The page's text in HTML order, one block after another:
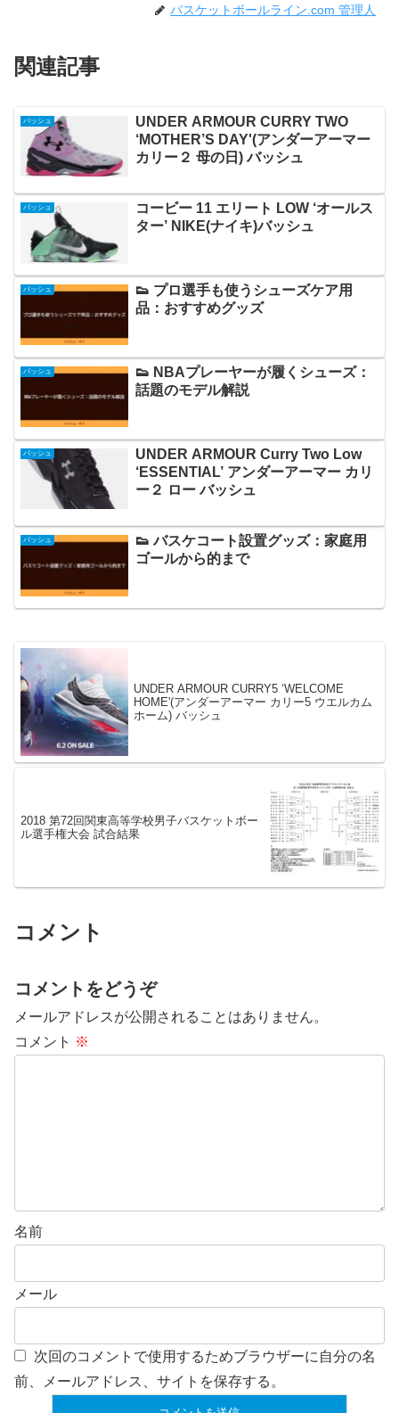
バスケットボールライン.com 管理人
関連記事
バッシュ
UNDER ARMOUR CURRY TWO
‘MOTHER’S DAY'(アンダーアーマー
カリー２ 母の日) バッシュ
バッシュ
コービー 11 エリート LOW ‘オールス
ター’ NIKE(ナイキ)バッシュ
バッシュ
👟 プロ選手も使うシューズケア用
品：おすすめグッズ
バッシュ
👟 NBAプレーヤーが履くシューズ：
話題のモデル解説
バッシュ
UNDER ARMOUR Curry Two Low
‘ESSENTIAL’ アンダーアーマー カリ
ー２ ロー バッシュ
バッシュ
👟 バスケコート設置グッズ：家庭用
ゴールから的まで
UNDER ARMOUR CURRY5 ‘WELCOME
HOME'(アンダーアーマー カリー5 ウエルカム
ホーム) バッシュ
2018 第72回関東高等学校男子バスケットボー
ル選手権大会 試合結果
コメント
コメントをどうぞ
メールアドレスが公開されることはありません。
コメント ※
名前
メール
次回のコメントで使用するためブラウザーに自分の名
前、メールアドレス、サイトを保存する。